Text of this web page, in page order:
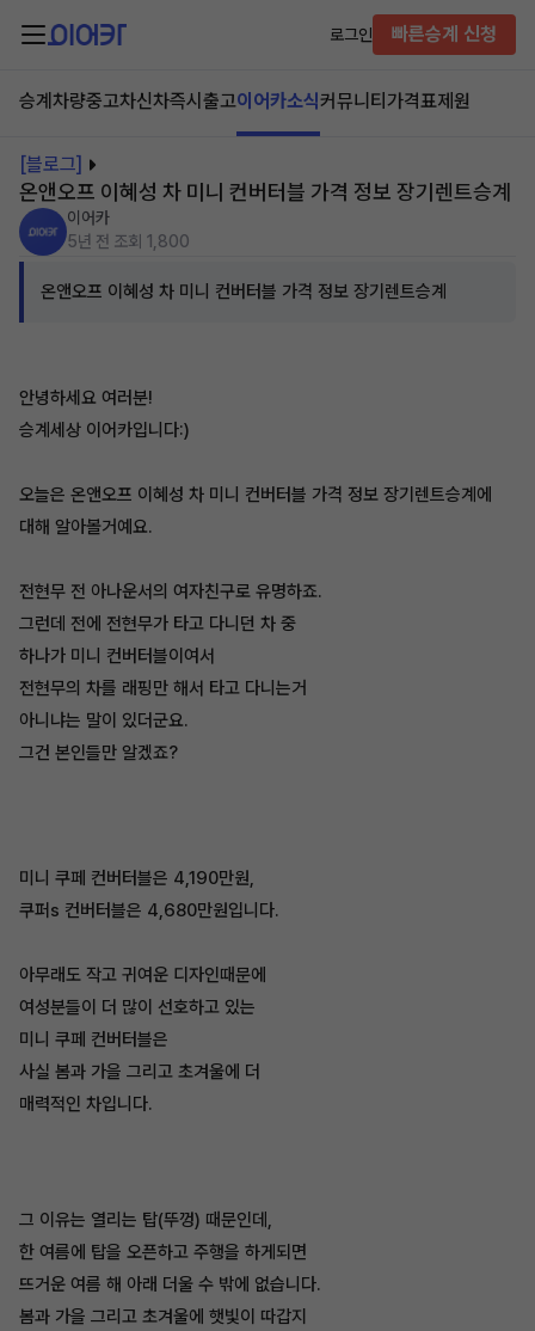
로그인 빠른승계 신청
승계차량중고차신차즉시출고이어카소식커뮤니티 가격표제원
[블로그]
온앤오프 이혜성 차 미니 컨버터블 가격 정보 장기렌트승계
이어카
5년 전 조회 1,800
온앤오프 이혜성 차 미니 컨버터블 가격 정보 장기렌트승계
안녕하세요 여러분!
승계세상 이어카입니다:)
오늘은 온앤오프 이혜성 차 미니 컨버터블 가격 정보 장기렌트승계에
대해 알아볼거예요.
전현무 전 아나운서의 여자친구로 유명하죠.
그런데 전에 전현무가 타고 다니던 차 중
하나가 미니 컨버터블이여서
전현무의 차를 래핑만 해서 타고 다니는거
아니냐는 말이 있더군요.
그건 본인들만 알겠죠?
미니 쿠페 컨버터블은 4,190만원,
쿠퍼s 컨버터블은 4,680만원입니다.
아무래도 작고 귀여운 디자인때문에
여성분들이 더 많이 선호하고 있는
미니 쿠페 컨버터블은
사실 봄과 가을 그리고 초겨울에 더
매력적인 차입니다.
그 이유는 열리는 탑(뚜껑) 때문인데,
한 여름에 탑을 오픈하고 주행을 하게되면
뜨거운 여름 해 아래 더울 수 밖에 없습니다.
봄과 가을 그리고 초겨울에 햇빛이 따갑지